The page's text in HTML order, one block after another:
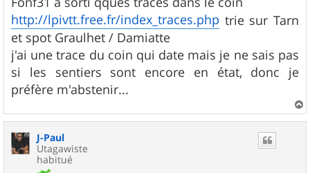
http://lpivtt.free.fr/index_traces.php trie sur Tarn
et spot Graulhet / Damiatte
j'ai une trace du coin qui date mais je ne sais pas
si les sentiers sont encore en état, donc je
préfère m'abstenir...
a
J-Paul
Utagawiste
habitué